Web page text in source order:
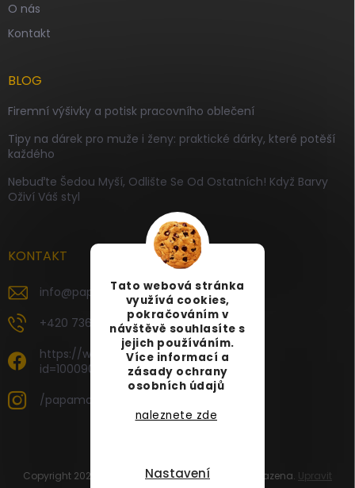
Tato webová stránka
využívá cookies,
pokračováním v
návštěvě souhlasíte s
jejich používáním.
Více informací a
zásady ochrany
osobních údajů
naleznete zde
Nastavení
O nás
Kontakt
BLOG
Firemní výšivky a potisk pracovního oblečení
Tipy na dárek pro muže i ženy: praktické dárky, které potěší
každého
Nebuďte Šedou Myší, Odlište Se Od Ostatních! Když Barvy
Oživí Váš styl
KONTAKT
info@papamartin.cz
+420 736 120 126
https://www.facebook.com/profile.php?
id=100090696535887
/papamartin.cz
Copyright 2026 PAPA MARTIN. Všechna práva vyhrazena. Upravit